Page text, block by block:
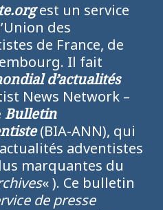
est un service
des
de France, de
Il fait
d’actualités
News Network –
Bulletin
(BIA-ANN), qui
adventistes
marquantes du
« ). Ce bulletin
de presse